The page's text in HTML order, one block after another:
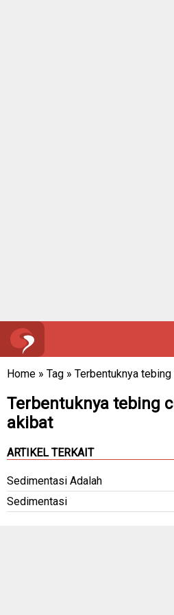
Home » Tag » Terbentuknya
Terbentuknya tebing
akibat
ARTIKEL TERKAIT
Sedimentasi Adalah
Sedimentasi